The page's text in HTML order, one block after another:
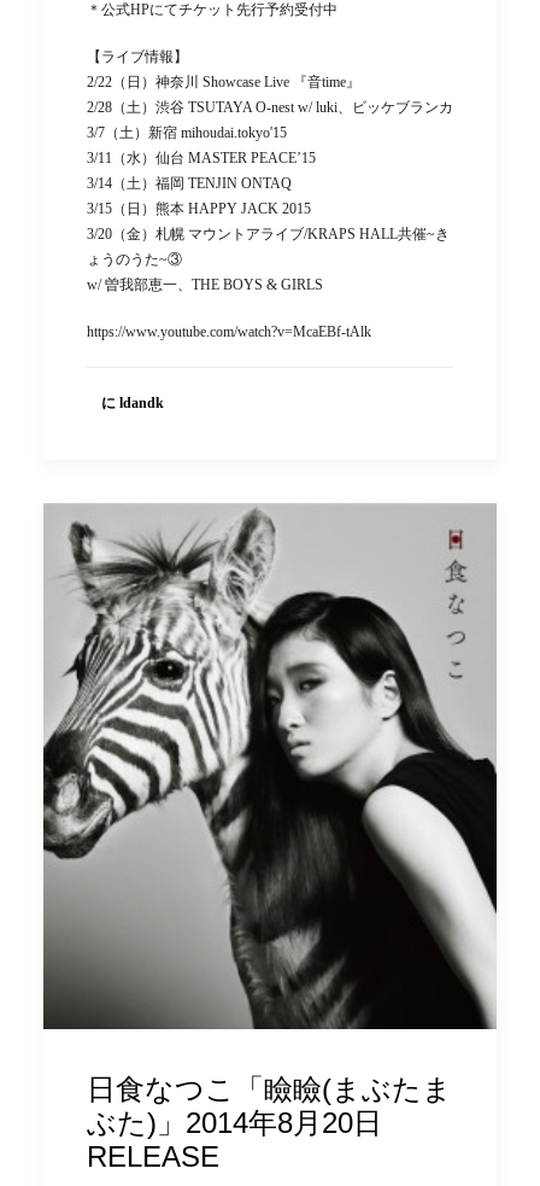
＊公式HPにてチケット先行予約受付中
【ライブ情報】
2/22（日）神奈川 Showcase Live 『音time』
2/28（土）渋谷 TSUTAYA O-nest w/ luki、ビッケブランカ
3/7（土）新宿 mihoudai.tokyo'15
3/11（水）仙台 MASTER PEACE’15
3/14（土）福岡 TENJIN ONTAQ
3/15（日）熊本 HAPPY JACK 2015
3/20（金）札幌 マウントアライブ/KRAPS HALL共催~き
ょうのうた~③
w/ 曽我部恵一、THE BOYS & GIRLS
https://www.youtube.com/watch?v=McaEBf-tAlk
に ldandk
日食なつこ「瞼瞼(まぶたま
ぶた)」2014年8月20日
RELEASE